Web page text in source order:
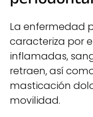
La enfermedad
caracteriza por
inflamadas,
retraen, así
masticación
movilidad.